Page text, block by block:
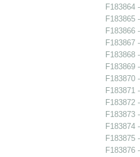
F183864
F183865
F183866
F183867
F183868
F183869
F183870
F183871
F183872
F183873
F183874
F183875
F183876